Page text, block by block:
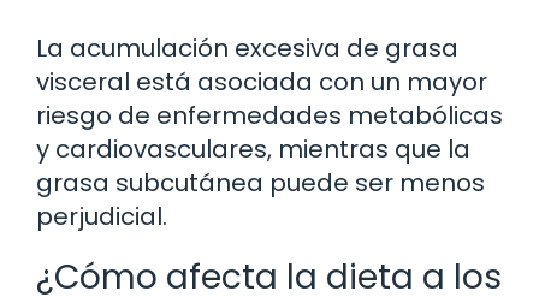
La acumulación excesiva de grasa
visceral está asociada con un mayor
riesgo de enfermedades metabólicas
y cardiovasculares, mientras que la
grasa subcutánea puede ser menos
perjudicial.
¿Cómo afecta la dieta a los